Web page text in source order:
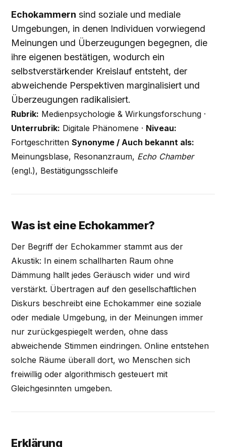
Echokammern sind soziale und mediale
Umgebungen, in denen Individuen vorwiegend
Meinungen und Überzeugungen begegnen, die
ihre eigenen bestätigen, wodurch ein
selbstverstärkender Kreislauf entsteht, der
abweichende Perspektiven marginalisiert und
Überzeugungen radikalisiert.
Rubrik: Medienpsychologie & Wirkungsforschung ·
Unterrubrik: Digitale Phänomene · Niveau:
FortgeschrittenSynonyme / Auch bekannt als:
Meinungsblase, Resonanzraum, Echo Chamber
(engl.), Bestätigungsschleife
Was ist eine Echokammer?
Der Begriff der Echokammer stammt aus der
Akustik: In einem schallharten Raum ohne
Dämmung hallt jedes Geräusch wider und wird
verstärkt. Übertragen auf den gesellschaftlichen
Diskurs beschreibt eine Echokammer eine soziale
oder mediale Umgebung, in der Meinungen immer
nur zurückgespiegelt werden, ohne dass
abweichende Stimmen eindringen. Online entstehen
solche Räume überall dort, wo Menschen sich
freiwillig oder algorithmisch gesteuert mit
Gleichgesinnten umgeben.
Erklärung